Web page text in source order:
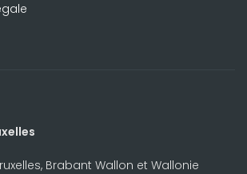
Brabant Wallon et Wallonie